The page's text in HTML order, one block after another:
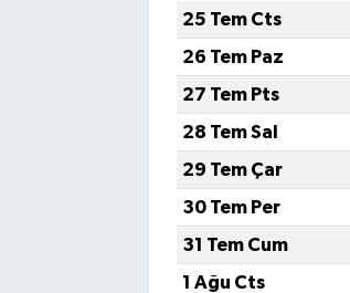
25 Tem Cts
26 Tem Paz
27 Tem Pts
28 Tem Sal
29 Tem Çar
30 Tem Per
31 Tem Cum
1 Ağu Cts